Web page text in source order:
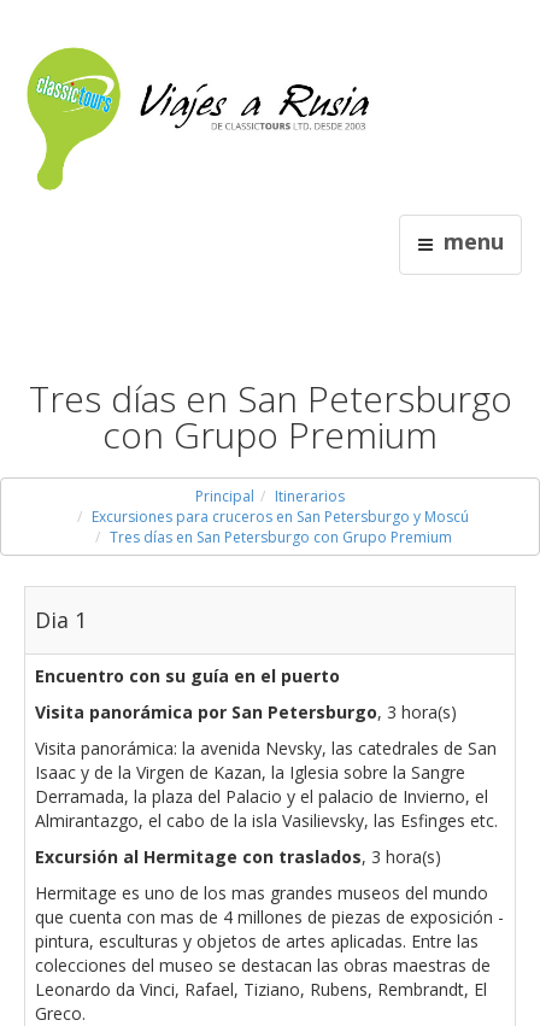
menu
Tres días en San Petersburgo
con Grupo Premium
Principal
Itinerarios
Excursiones para cruceros en San Petersburgo y Moscú
Tres días en San Petersburgo con Grupo Premium
Dia 1
Encuentro con su guía en el puerto
Visita panorámica por San Petersburgo, 3 hora(s)
Visita panorámica: la avenida Nevsky, las catedrales de San
Isaac y de la Virgen de Kazan, la Iglesia sobre la Sangre
Derramada, la plaza del Palacio y el palacio de Invierno, el
Almirantazgo, el cabo de la isla Vasilievsky, las Esfinges etc.
Excursión al Hermitage con traslados, 3 hora(s)
Hermitage es uno de los mas grandes museos del mundo
que cuenta con mas de 4 millones de piezas de exposición -
pintura, esculturas y objetos de artes aplicadas. Entre las
colecciones del museo se destacan las obras maestras de
Leonardo da Vinci, Rafael, Tiziano, Rubens, Rembrandt, El
Greco.